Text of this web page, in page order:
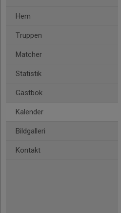
Hem
Truppen
Matcher
Statistik
Gästbok
Kalender
Bildgalleri
Kontakt